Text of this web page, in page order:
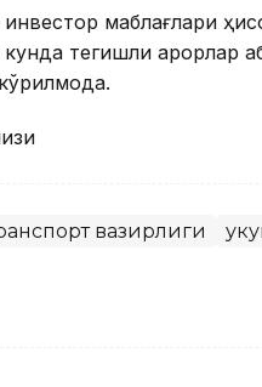
инвестор маблағлари
тегишли қарорлар
вазирлиги